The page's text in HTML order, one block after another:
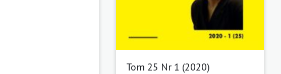
Tom 25 Nr 1 (2020)